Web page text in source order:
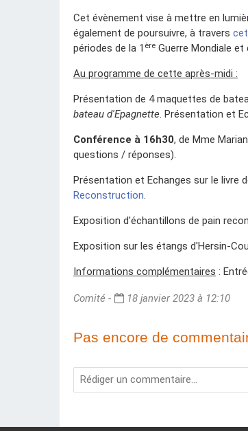
Cet évènement vise à mettre en
également de poursuivre, à travers
périodes de la 1 ère Guerre Mondiale
Au programme de cette après-midi :
Présentation de 4 maquettes de
bateau d'Epagnette. Présentation et
Conférence à 16h30, de Mme
questions / réponses).
Présentation et Echanges sur le livre
Reconstruction.
Exposition d'échantillons de pain
Exposition sur les étangs d'Hersin-
Informations complémentaires :
Comité - 18 janvier 2023 à 12:10
Pas encore de